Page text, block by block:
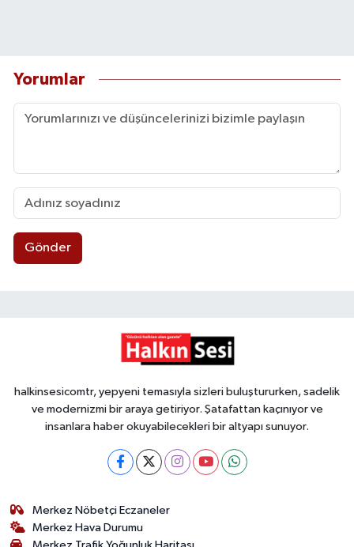
Yorumlar
Gönder
halkinsesicomtr, yepyeni temasıyla sizleri buluştururken, sadelik
ve modernizmi bir araya getiriyor. Şatafattan kaçınıyor ve
insanlara haber okuyabilecekleri bir altyapı sunuyor.
Merkez Nöbetçi Eczaneler
Merkez Hava Durumu